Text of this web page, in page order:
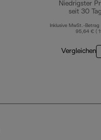
Niedrigster
seit 30
Inklusive MwSt.-Betrag
95,64 € (
Vergleichen